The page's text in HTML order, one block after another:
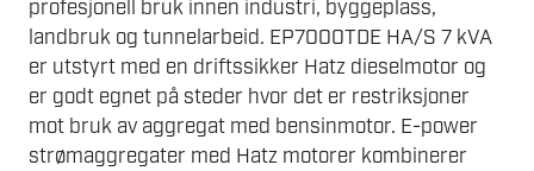
profesjonell bruk innen industri, byggeplass,
landbruk og tunnelarbeid. EP7000TDE HA/S 7 kVA
er utstyrt med en driftssikker Hatz dieselmotor og
er godt egnet på steder hvor det er restriksjoner
mot bruk av aggregat med bensinmotor. E-power
strømaggregater med Hatz motorer kombinerer